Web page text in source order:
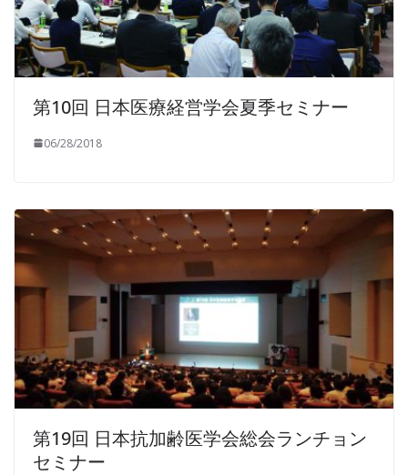
第10回 日本医療経営学会夏季セミナー
06/28/2018
第19回 日本抗加齢医学会総会ランチョン
セミナー